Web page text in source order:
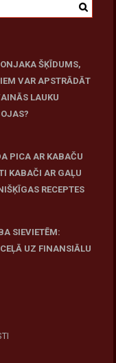
ŠĶĪDUMS,
VAR APSTRĀDĀT
LAUKU
PICA AR KABAČU
KABAČI AR GAĻU
RECEPTES
SIEVIETĒM:
UZ FINANSIĀLU